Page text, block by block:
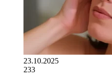
23.10.2025
233